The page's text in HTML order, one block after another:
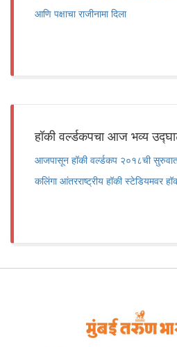
आणि पक्षाचा राजीनामा दिला
हॉकी वर्ल्डकपचा आज भव्य
आजपासून हॉकी वर्ल्डकप २०१८ची
कलिंगा आंतरराष्ट्रीय हॉकी स्टेडियमवर